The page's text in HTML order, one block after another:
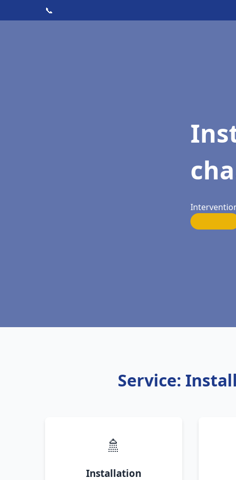
📞
Service:
🚿
Installation